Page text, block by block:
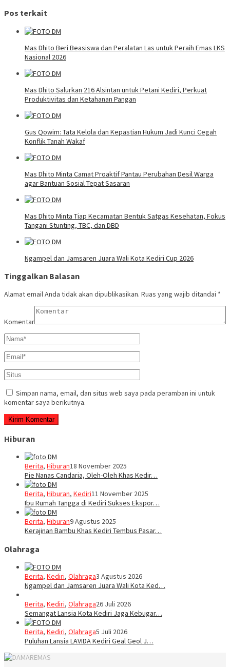
Pos terkait
Mas Dhito Beri Beasiswa dan Peralatan Las untuk Peraih Emas LKS
Nasional 2026
Mas Dhito Salurkan 216 Alsintan untuk Petani Kediri, Perkuat
Produktivitas dan Ketahanan Pangan
Gus Qowim: Tata Kelola dan Kepastian Hukum Jadi Kunci Cegah
Konflik Tanah Wakaf
Mas Dhito Minta Camat Proaktif Pantau Perubahan Desil Warga
agar Bantuan Sosial Tepat Sasaran
Mas Dhito Minta Tiap Kecamatan Bentuk Satgas Kesehatan, Fokus
Tangani Stunting, TBC, dan DBD
Ngampel dan Jamsaren Juara Wali Kota Kediri Cup 2026
Tinggalkan Balasan
Alamat email Anda tidak akan dipublikasikan. Ruas yang wajib ditandai *
Komentar
Simpan nama, email, dan situs web saya pada peramban ini untuk
komentar saya berikutnya.
Hiburan
Berita, Hiburan18 November 2025
Pie Nanas Candaria, Oleh-Oleh Khas Kedir…
Berita, Hiburan, Kediri11 November 2025
Ibu Rumah Tangga di Kediri Sukses Ekspor…
Berita, Hiburan9 Agustus 2025
Kerajinan Bambu Khas Kediri Tembus Pasar…
Olahraga
Berita, Kediri, Olahraga3 Agustus 2026
Ngampel dan Jamsaren Juara Wali Kota Ked…
Berita, Kediri, Olahraga26 Juli 2026
Semangat Lansia Kota Kediri Jaga Kebugar…
Berita, Kediri, Olahraga5 Juli 2026
Puluhan Lansia LAVIDA Kediri Geal Geol J…